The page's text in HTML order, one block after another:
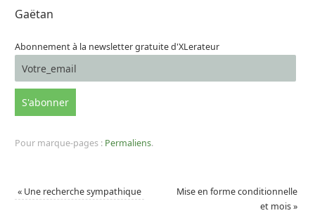
Gaëtan
Abonnement à la newsletter gratuite d'XLerateur
Pour marque-pages : Permaliens.
« Une recherche sympathique
Mise en forme conditionnelle
et mois»